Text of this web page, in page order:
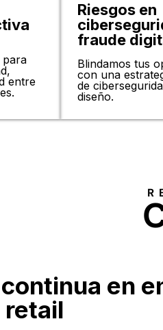
entre
Riesgos en
fraude
Blindamos tus
con una
de
diseño.
en
retail